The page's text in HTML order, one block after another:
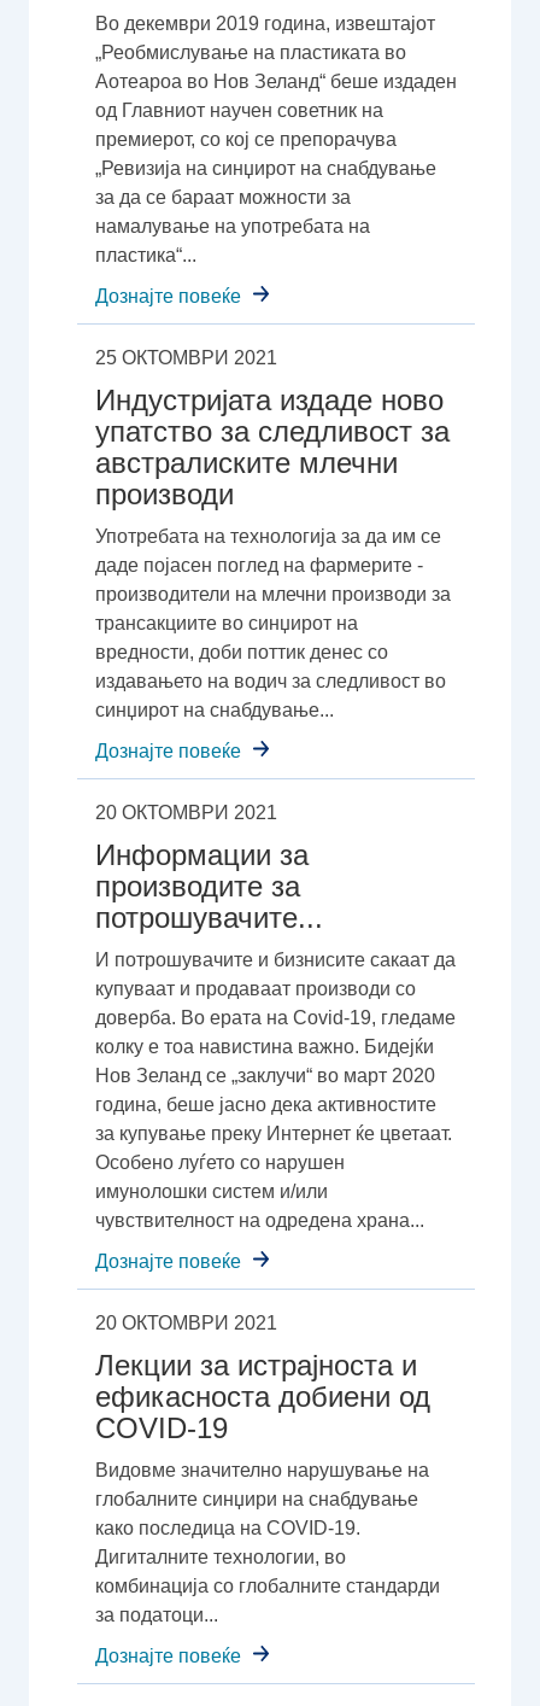
Во декември 2019 година, извештајот
„Реобмислување на пластиката во
Аотеароа во Нов Зеланд“ беше издаден
од Главниот научен советник на
премиерот, со кој се препорачува
„Ревизија на синџирот на снабдување
за да се бараат можности за
намалување на употребата на
пластика“...
Дознајте повеќе
25 ОКТОМВРИ 2021
Индустријата издаде ново
упатство за следливост за
австралиските млечни
производи
Употребата на технологија за да им се
даде појасен поглед на фармерите -
производители на млечни производи за
трансакциите во синџирот на
вредности, доби поттик денес со
издавањето на водич за следливост во
синџирот на снабдување...
Дознајте повеќе
20 ОКТОМВРИ 2021
Информации за
производите за
потрошувачите...
И потрошувачите и бизнисите сакаат да
купуваат и продаваат производи со
доверба. Во ерата на Covid-19, гледаме
колку е тоа навистина важно. Бидејќи
Нов Зеланд се „заклучи“ во март 2020
година, беше јасно дека активностите
за купување преку Интернет ќе цветаат.
Особено луѓето со нарушен
имунолошки систем и/или
чувствителност на одредена храна...
Дознајте повеќе
20 ОКТОМВРИ 2021
Лекции за истрајноста и
ефикасноста добиени од
COVID-19
Видовме значително нарушување на
глобалните синџири на снабдување
како последица на COVID-19.
Дигиталните технологии, во
комбинација со глобалните стандарди
за податоци...
Дознајте повеќе